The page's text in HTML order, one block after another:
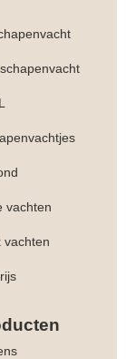
vachten
vachten